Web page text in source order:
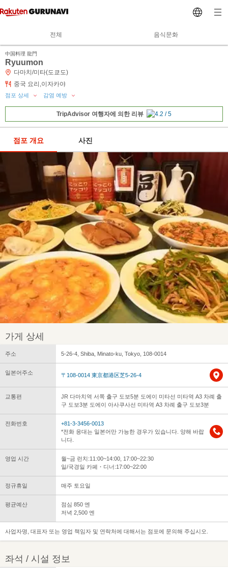
전체 음식문화
中国料理 龍門
Ryuumon
다마치/미타(도쿄도)
중국 요리,이자카야
점포 상세 감염 예방
TripAdvisor 여행자에 의한 리뷰
점포 개요 사진
가게 상세
주소 5-26-4, Shiba, Minato-ku, Tokyo, 108-0014
일본어주소 〒108-0014 東京都港区芝5-26-4
교통편
JR 다마치역 서쪽 출구 도보5분 도에이 미타선 미타역 A3 차례 출
구 도보3분 도에이 아사쿠사선 미타역 A3 차례 출구 도보3분
전화번호
+81-3-3456-0013
*전화 응대는 일본어만 가능한 경우가 있습니다. 양해 바랍
니다.
영업 시간
월~금 런치:11:00~14:00, 17:00~22:30
일/국경일 카페・디너:17:00~22:00
정규휴일 매주 토요일
평균예산
점심 850 엔
저녁 2,500 엔
사업자명, 대표자 또는 영업 책임자 및 연락처에 대해서는 점포에 문의해 주십시오.
좌석 / 시설 정보